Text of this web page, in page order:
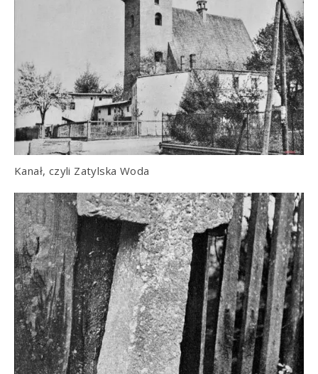
Kanał, czyli Zatylska Woda